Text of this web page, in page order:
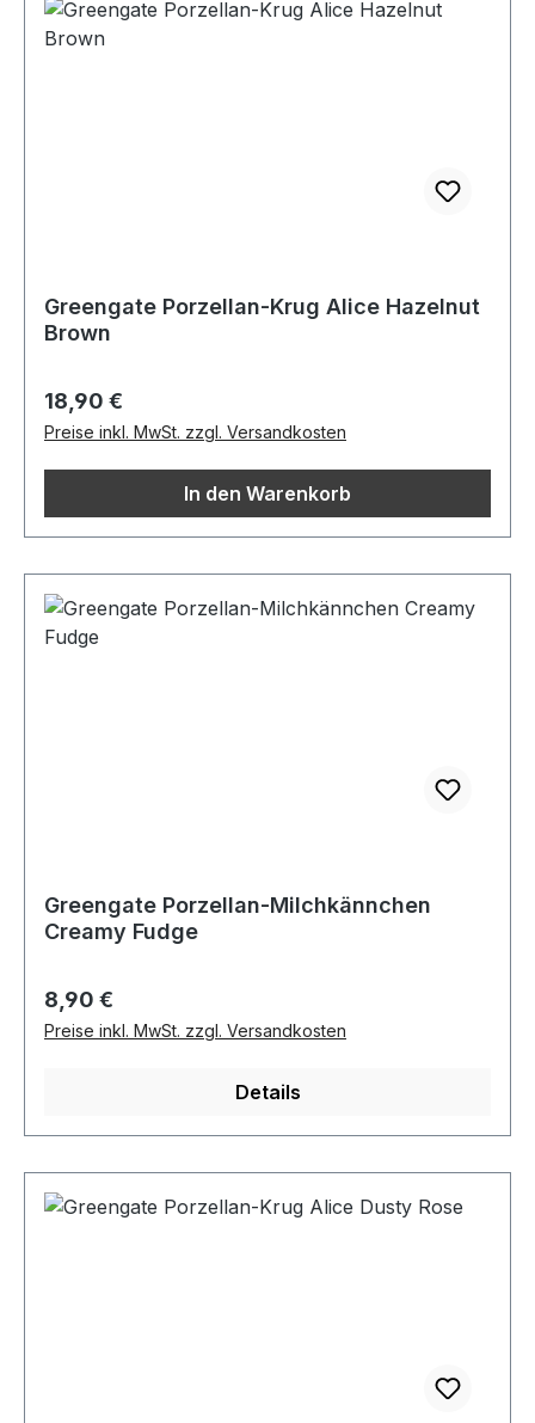
Greengate Porzellan-Krug Alice Hazelnut
Brown
Regulärer Preis:
18,90 €
Preise inkl. MwSt. zzgl. Versandkosten
In den Warenkorb
Greengate Porzellan-Milchkännchen
Creamy Fudge
Regulärer Preis:
8,90 €
Preise inkl. MwSt. zzgl. Versandkosten
Details